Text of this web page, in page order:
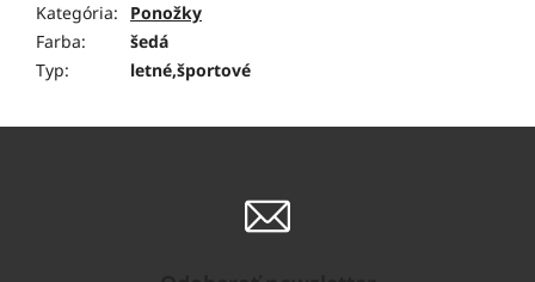
Kategória:
Ponožky
Farba:
šedá
Typ: letné,športové